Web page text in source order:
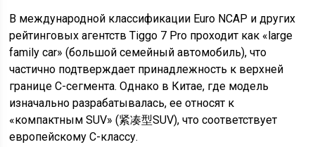
В международной классификации Euro NCAP и других
рейтинговых агентств Tiggo 7 Pro проходит как «large
family car» (большой семейный автомобиль), что
частично подтверждает принадлежность к верхней
границе C-сегмента. Однако в Китае, где модель
изначально разрабатывалась, ее относят к
«компактным SUV» (紧凑型SUV), что соответствует
европейскому C-классу.